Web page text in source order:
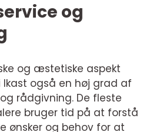
og
og æstetiske aspekt
også en høj grad af
rådgivning. De fleste
bruger tid på at forstå
ønsker og behov for at